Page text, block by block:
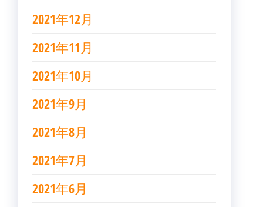
2021年12月
2021年11月
2021年10月
2021年9月
2021年8月
2021年7月
2021年6月